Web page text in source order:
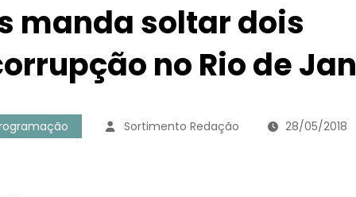
manda soltar dois
no Rio de
Sortimento Redação 28/05/2018